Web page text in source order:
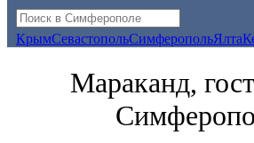
КрымСевастопольСимферопольЯлта
Мараканд,